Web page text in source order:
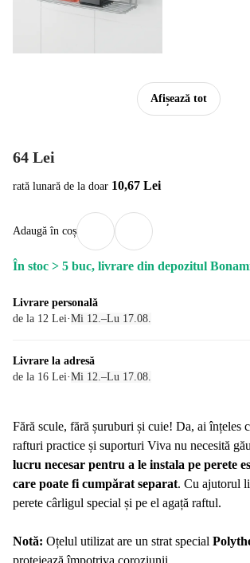
Afișează tot
64 Lei
rată lunară de la doar 10,67 Lei
Adaugă în coș
În stoc > 5 buc, livrare din depozitul
Livrare personală
de la 12 Lei·Mi 12.–Lu 17.08.
Livrare la adresă
de la 16 Lei·Mi 12.–Lu 17.08.
Fără scule, fără șuruburi și cuie! Da, ai înțeles
rafturi practice și suporturi Viva nu necesită
lucru necesar pentru a le instala pe perete
care poate fi cumpărat separat. Cu ajutorul
perete cârligul special și pe el agață raftul.
Notă: Oțelul utilizat are un strat special
protejează împotriva coroziunii.